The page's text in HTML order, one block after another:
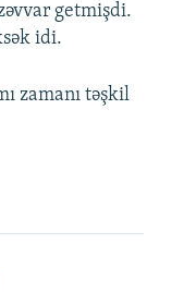
getmişdi.
idi.
zamanı təşkil